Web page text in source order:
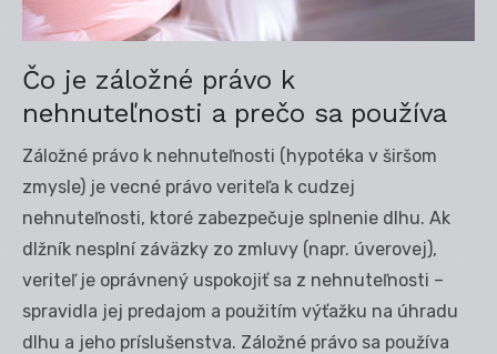
Čo je záložné právo k
nehnuteľnosti a prečo sa používa
Záložné právo k nehnuteľnosti (hypotéka v širšom
zmysle) je vecné právo veriteľa k cudzej
nehnuteľnosti, ktoré zabezpečuje splnenie dlhu. Ak
dlžník nesplní záväzky zo zmluvy (napr. úverovej),
veriteľ je oprávnený uspokojiť sa z nehnuteľnosti –
spravidla jej predajom a použitím výťažku na úhradu
dlhu a jeho príslušenstva. Záložné právo sa používa